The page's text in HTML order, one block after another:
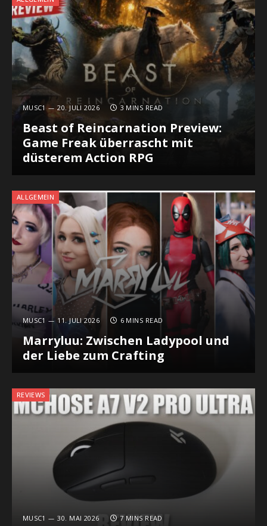
MUSC1 20. JULI 2026 3 MINS READ
Beast of Reincarnation Preview:
Game Freak überrascht mit
düsterem Action RPG
ALLGEMEIN
MUSC1 11. JULI 2026 6 MINS READ
Marryluu: Zwischen Ladypool und
der Liebe zum Crafting
REVIEWS
MUSC1 30. MAI 2026 7 MINS READ